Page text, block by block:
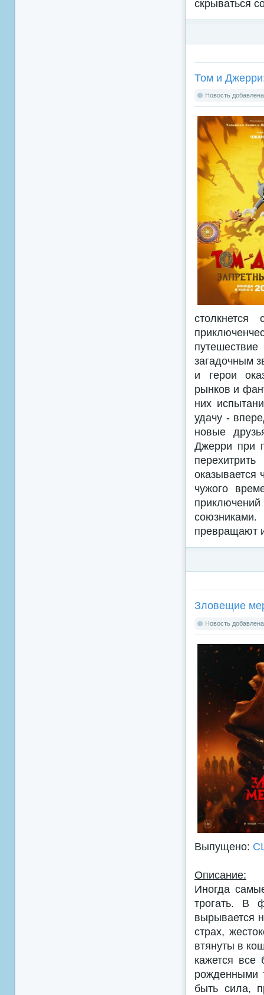
скрываться
Том и
Новость
загадочным
и герои
рынков и
них
удачу -
новые
Джерри при
оказывается
чужого
превращают
Зловещие
Новость
Выпущено:
Описание:
Иногда
трогать. В
вырывается
страх,
втянуты в
кажется все
рожденными
быть сила,